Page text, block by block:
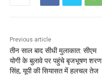
Previous article
तीन साल बाद सीधी मुलाकात: सीएम
योगी के बुलावे पर पहुंचे बृजभूषण शरण
सिंह, यूपी की सियासत में हलचल तेज